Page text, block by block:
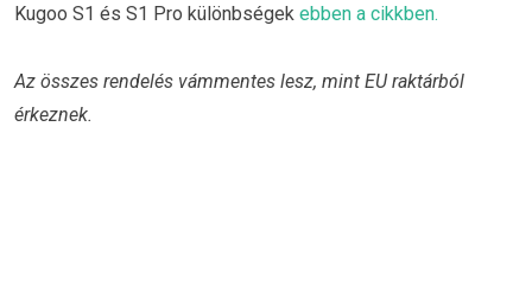
Kugoo S1 és S1 Pro különbségek ebben a cikkben.
Az összes rendelés vámmentes lesz, mint EU raktárból
érkeznek.